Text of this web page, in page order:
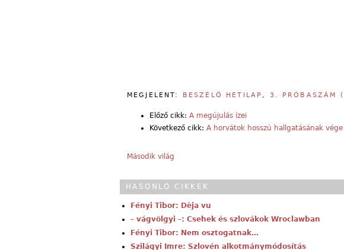
MEGJELENT: BESZÉLŐ HETILAP 3. PRÓBASZÁM
Előző cikk: A megújulás ízei
Következő cikk: A horvátok hosszú hallgatásának vége
Második világ
HASONLÓ CIKKEK
Fényi Tibor: Dèja vu
– vágvölgyi –: Csehek és szlovákok Wroclawban
Fényi Tibor: Nem osztogatnak…
Szilágyi Imre: Szlovén alkotmánymódosítás